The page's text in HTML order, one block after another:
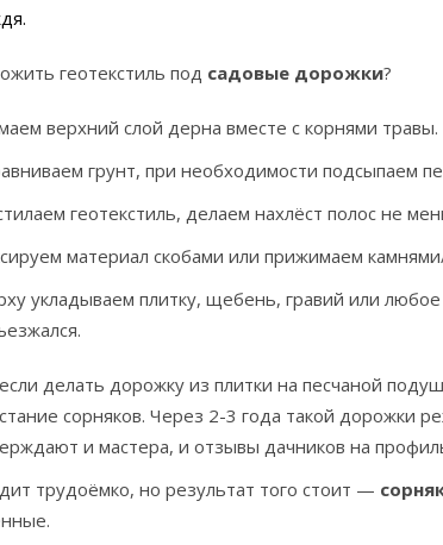
геотекстиль под садовые дорожки?
верхний слой дерна вместе с корнями травы.
грунт, при необходимости подсыпаем
геотекстиль, делаем нахлёст полос не
материал скобами или прижимаем
укладываем плитку, щебень, гравий или
делать дорожку из плитки на песчаной
сорняков. Через 2-3 года такой дорожки
и мастера, и отзывы дачников на
трудоёмко, но результат того стоит —